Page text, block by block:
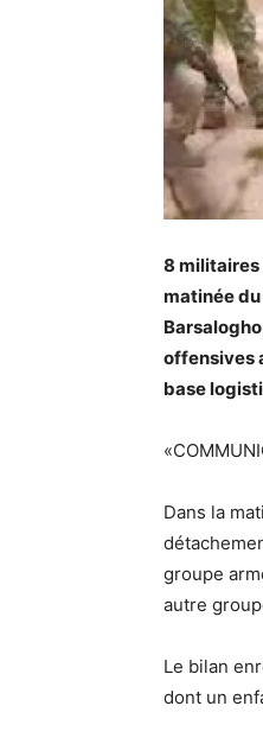
8 militaires
matinée
offensives
base
Dans la
groupe
autre
Le bilan
dont un